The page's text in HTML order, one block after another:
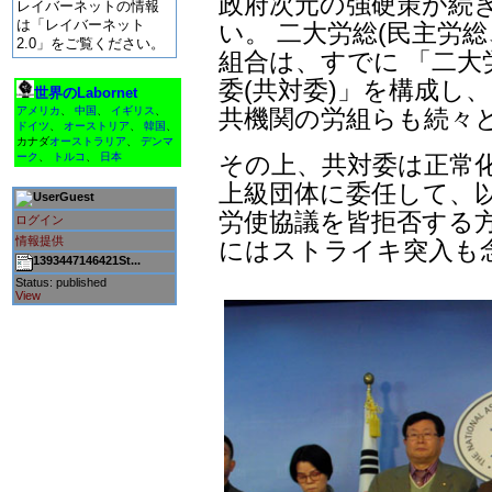
レイバーネットの情報
は「レイバーネット
2.0」をご覧ください。
世界のLabornet
アメリカ 中国 イギリス
ドイツ
オーストリア 韓国
カナダオーストラリア
デンマ
ーク
トルコ 日本
Guest
ログイン
情報提供
1393447146421St...
Status: published
View
い。 二大労総(民主労
組合は、すでに 「二大
委(共対委)」を構成し
共機関の労組らも続々
その上、共対委は正常
上級団体に委任して
労使協議を皆拒否する
にはストライキ突入も